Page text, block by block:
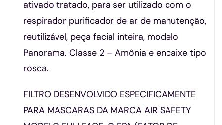
ativado tratado, para ser utilizado com o
respirador purificador de ar de manutenção,
reutilizável, peça facial inteira, modelo
Panorama. Classe 2 – Amônia e encaixe tipo
rosca.
FILTRO DESENVOLVIDO ESPECIFICAMENTE
PARA MASCARAS DA MARCA AIR SAFETY